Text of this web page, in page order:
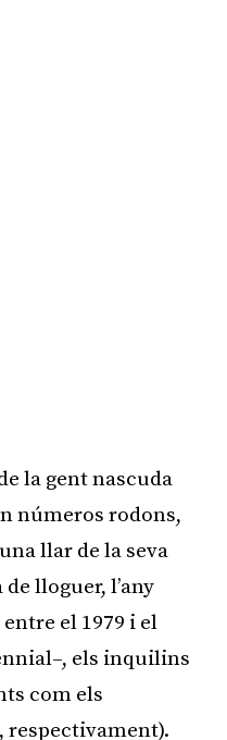
la gent nascuda
números rodons,
llar de la seva
lloguer, l’any
el 1979 i el
els inquilins
com els
respectivament).